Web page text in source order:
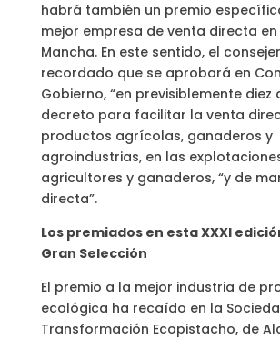
habrá también un premio
mejor empresa de venta directa
Mancha. En este sentido, el
recordado que se aprobará en
Gobierno, “en previsiblemente diez
decreto para facilitar la venta
productos agrícolas, ganaderos y
agroindustrias, en las
agricultores y ganaderos, “y de
directa”.
Los premiados en esta XXXI
Gran Selección
El premio a la mejor industria de
ecológica ha recaído en la
Transformación Ecopistacho, de